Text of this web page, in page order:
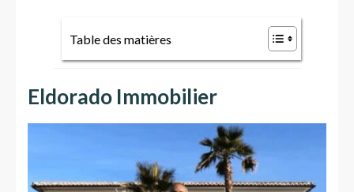
Table des matières
Eldorado Immobilier